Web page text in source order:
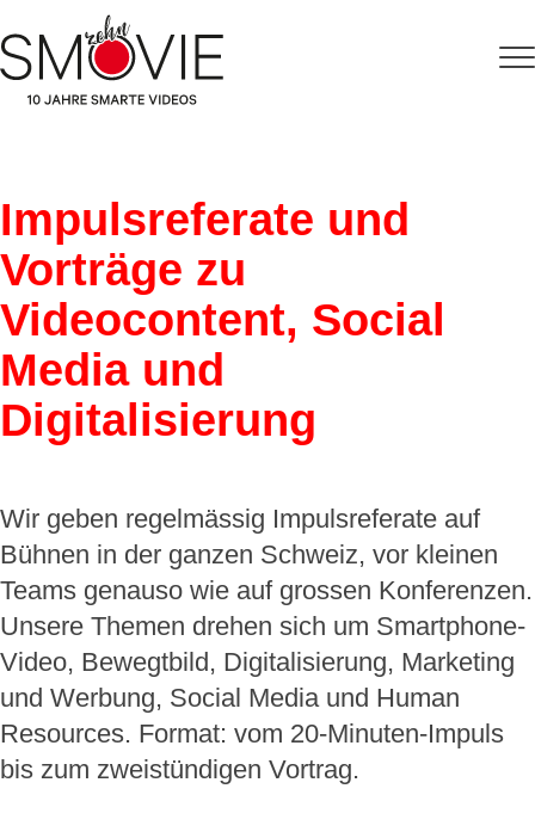
Impulsreferate und
Vorträge zu
Videocontent, Social
Media und
Digitalisierung
Wir geben regelmässig Impulsreferate auf
Bühnen in der ganzen Schweiz, vor kleinen
Teams genauso wie auf grossen Konferenzen.
Unsere Themen drehen sich um Smartphone-
Video, Bewegtbild, Digitalisierung, Marketing
und Werbung, Social Media und Human
Resources. Format: vom 20-Minuten-Impuls
bis zum zweistündigen Vortrag.